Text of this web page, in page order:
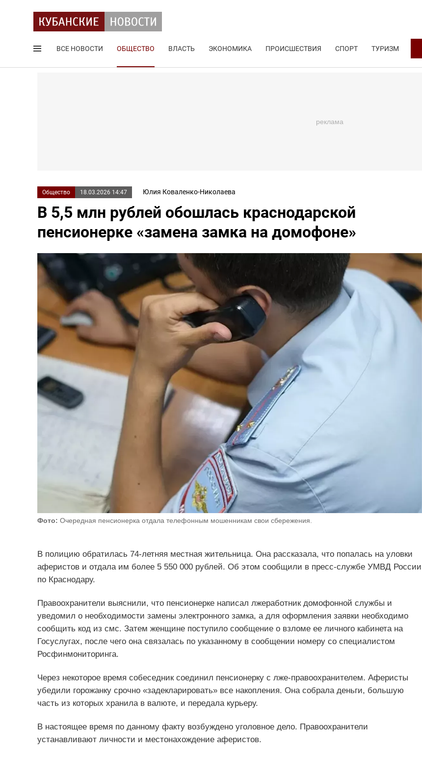
ВСЕ НОВОСТИ ОБЩЕСТВО ВЛАСТЬ ЭКОНОМИКА ПРОИСШЕСТВИЯ СПОРТ ТУРИЗМ
Общество 18.03.2026 14:47 Юлия Коваленко-Николаева
В 5,5 млн рублей обошлась краснодарской
пенсионерке «замена замка на домофоне»
Фото: Очередная пенсионерка отдала телефонным мошенникам свои сбережения.
В полицию обратилась 74-летняя местная жительница. Она рассказала, что попалась на уловки
аферистов и отдала им более 5 550 000 рублей. Об этом сообщили в пресс-службе УМВД России
по Краснодару.
Правоохранители выяснили, что пенсионерке написал лжеработник домофонной службы и
уведомил о необходимости замены электронного замка, а для оформления заявки необходимо
сообщить код из смс. Затем женщине поступило сообщение о взломе ее личного кабинета на
Госуслугах, после чего она связалась по указанному в сообщении номеру со специалистом
Росфинмониторинга.
Через некоторое время собеседник соединил пенсионерку с лже-правоохранителем. Аферисты
убедили горожанку срочно «задекларировать» все накопления. Она собрала деньги, большую
часть из которых хранила в валюте, и передала курьеру.
В настоящее время по данному факту возбуждено уголовное дело. Правоохранители
устанавливают личности и местонахождение аферистов.